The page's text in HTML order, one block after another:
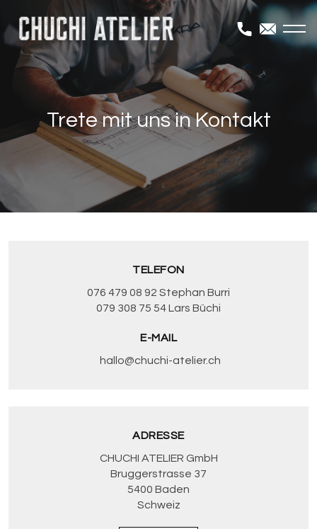
Trete mit uns in Kontakt
TELEFON
076 479 08 92 Stephan Burri
079 308 75 54 Lars Büchi
E-MAIL
hallo@chuchi-atelier.ch
ADRESSE
CHUCHI ATELIER GmbH
Bruggerstrasse 37
5400 Baden
Schweiz